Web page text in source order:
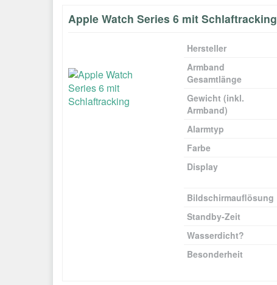
Apple Watch Series 6 mit Schlaftracking
Hersteller
Armband
Gesamtlänge
Gewicht (inkl.
Armband)
Alarmtyp
Farbe
Display
Bildschirmauflösung
Standby-Zeit
Wasserdicht?
Besonderheit